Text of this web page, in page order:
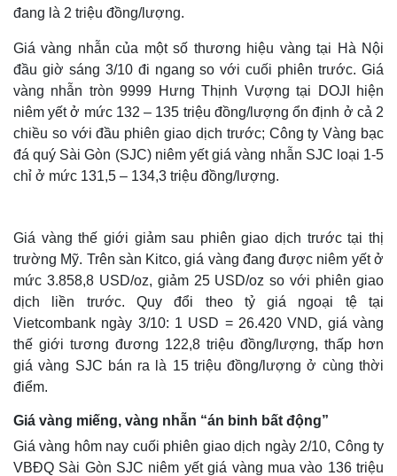
đang là 2 triệu đồng/lượng.
Giá vàng nhẫn của một số thương hiệu vàng tại Hà Nội
đầu giờ sáng 3/10 đi ngang so với cuối phiên trước. Giá
vàng nhẫn tròn 9999 Hưng Thịnh Vượng tại DOJI hiện
niêm yết ở mức 132 – 135 triệu đồng/lượng ổn định ở cả 2
chiều so với đầu phiên giao dịch trước; Công ty Vàng bạc
đá quý Sài Gòn (SJC) niêm yết giá vàng nhẫn SJC loại 1-5
chỉ ở mức 131,5 – 134,3 triệu đồng/lượng.
Giá vàng thế giới giảm sau phiên giao dịch trước tại thị
trường Mỹ. Trên sàn Kitco, giá vàng đang được niêm yết ở
mức 3.858,8 USD/oz, giảm 25 USD/oz so với phiên giao
dịch liền trước. Quy đổi theo tỷ giá ngoại tệ tại
Vietcombank ngày 3/10: 1 USD = 26.420 VND, giá vàng
thế giới tương đương 122,8 triệu đồng/lượng, thấp hơn
giá vàng SJC bán ra là 15 triệu đồng/lượng ở cùng thời
điểm.
Giá vàng miếng, vàng nhẫn “án binh bất động”
Giá vàng hôm nay cuối phiên giao dịch ngày 2/10, Công ty
VBĐQ Sài Gòn SJC niêm yết giá vàng mua vào 136 triệu